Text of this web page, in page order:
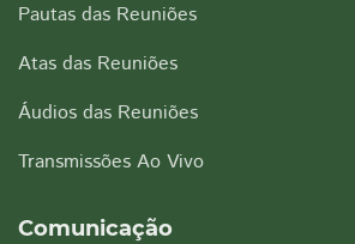
Pautas das Reuniões
Atas das Reuniões
Áudios das Reuniões
Transmissões Ao Vivo
Comunicação